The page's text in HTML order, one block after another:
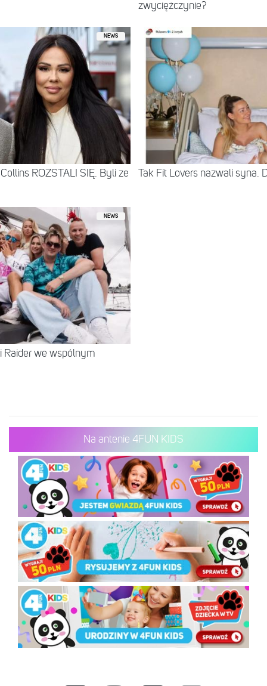
zwyciężczynie?
NEWS
ROZSTALI SIĘ. Byli ze Tak Fit Lovers nazwali syna.
NEWS
Raider we wspólnym
Na antenie 4FUN KIDS